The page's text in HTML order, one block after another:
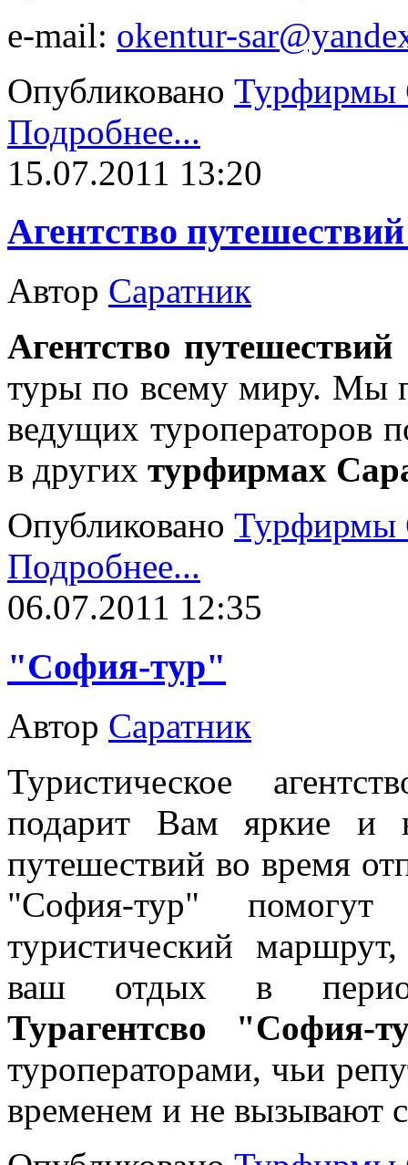
e-mail: okentur-
Опубликовано Турфирмы
Подробнее...
15.07.2011 13:20
Агентство
Автор Саратник
Агентство
туры по всему миру. Мы
ведущих туроператоров
в других турфирмах
Опубликовано Турфирмы
Подробнее...
06.07.2011 12:35
"София-тур"
Автор Саратник
Туристическое
подарит Вам яркие и
путешествий во время
"София-тур"
туристический
ваш отдых в период
Турагентсво "София-
туроператорами, чьи
временем и не вызывают